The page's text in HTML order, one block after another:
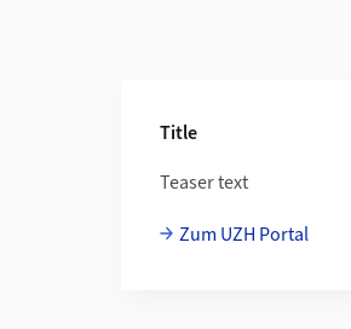
Title
Teaser text
Zum UZH Portal